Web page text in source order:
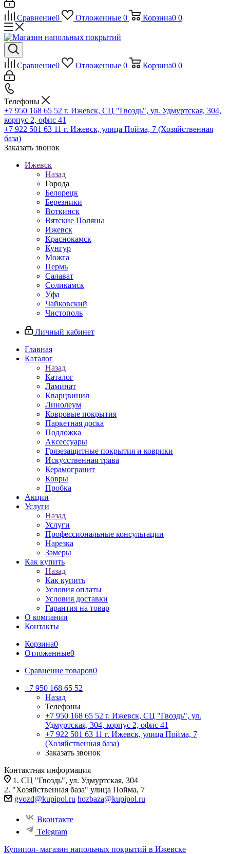
Сравнение0 Отложенные 0 Корзина0 0
Сравнение0 Отложенные 0 Корзина0 0
Телефоны
+7 950 168 65 52 г. Ижевск, СЦ "Гвоздь", ул. Удмуртская, 304,
корпус 2, офис 41
+7 922 501 63 11 г. Ижевск, улица Пойма, 7 (Хозяйственная
база)
Заказать звонок
Ижевск
Назад
Города
Белорецк
Березники
Воткинск
Вятские Поляны
Ижевск
Краснокамск
Кунгур
Можга
Пермь
Салават
Соликамск
Уфа
Чайковский
Чистополь
Личный кабинет
Главная
Каталог
Назад
Каталог
Ламинат
Кварцвинил
Линолеум
Ковровые покрытия
Паркетная доска
Подложка
Аксессуары
Грязезащитные покрытия и коврики
Искусственная трава
Керамогранит
Ковры
Пробка
Акции
Услуги
Назад
Услуги
Профессиональные консультации
Нарезка
Замеры
Как купить
Назад
Как купить
Условия оплаты
Условия доставки
Гарантия на товар
О компании
Контакты
Корзина0
Отложенные0
Сравнение товаров0
+7 950 168 65 52
Назад
Телефоны
+7 950 168 65 52 г. Ижевск, СЦ "Гвоздь", ул.
Удмуртская, 304, корпус 2, офис 41
+7 922 501 63 11 г. Ижевск, улица Пойма, 7
(Хозяйственная база)
Заказать звонок
Контактная информация
1. СЦ "Гвоздь", ул. Удмуртская, 304
2. "Хозяйственная база" улица Пойма, 7
gvozd@kupipol.ru hozbaza@kupipol.ru
Вконтакте
Telegram
Купипол- магазин напольных покрытий в Ижевске